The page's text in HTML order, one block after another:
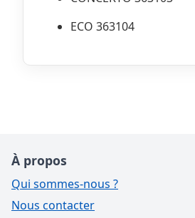
ECO 363104
À propos
Qui sommes-nous ?
Nous contacter